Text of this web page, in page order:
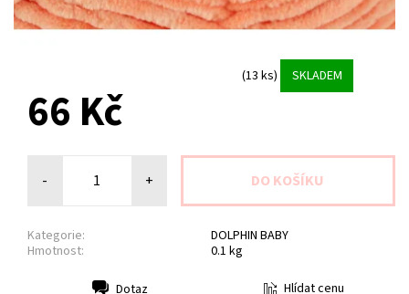
(13 ks) SKLADEM
66 Kč
- +
Kategorie:
DOLPHIN BABY
Hmotnost:
0.1 kg
Dotaz Hlídat cenu